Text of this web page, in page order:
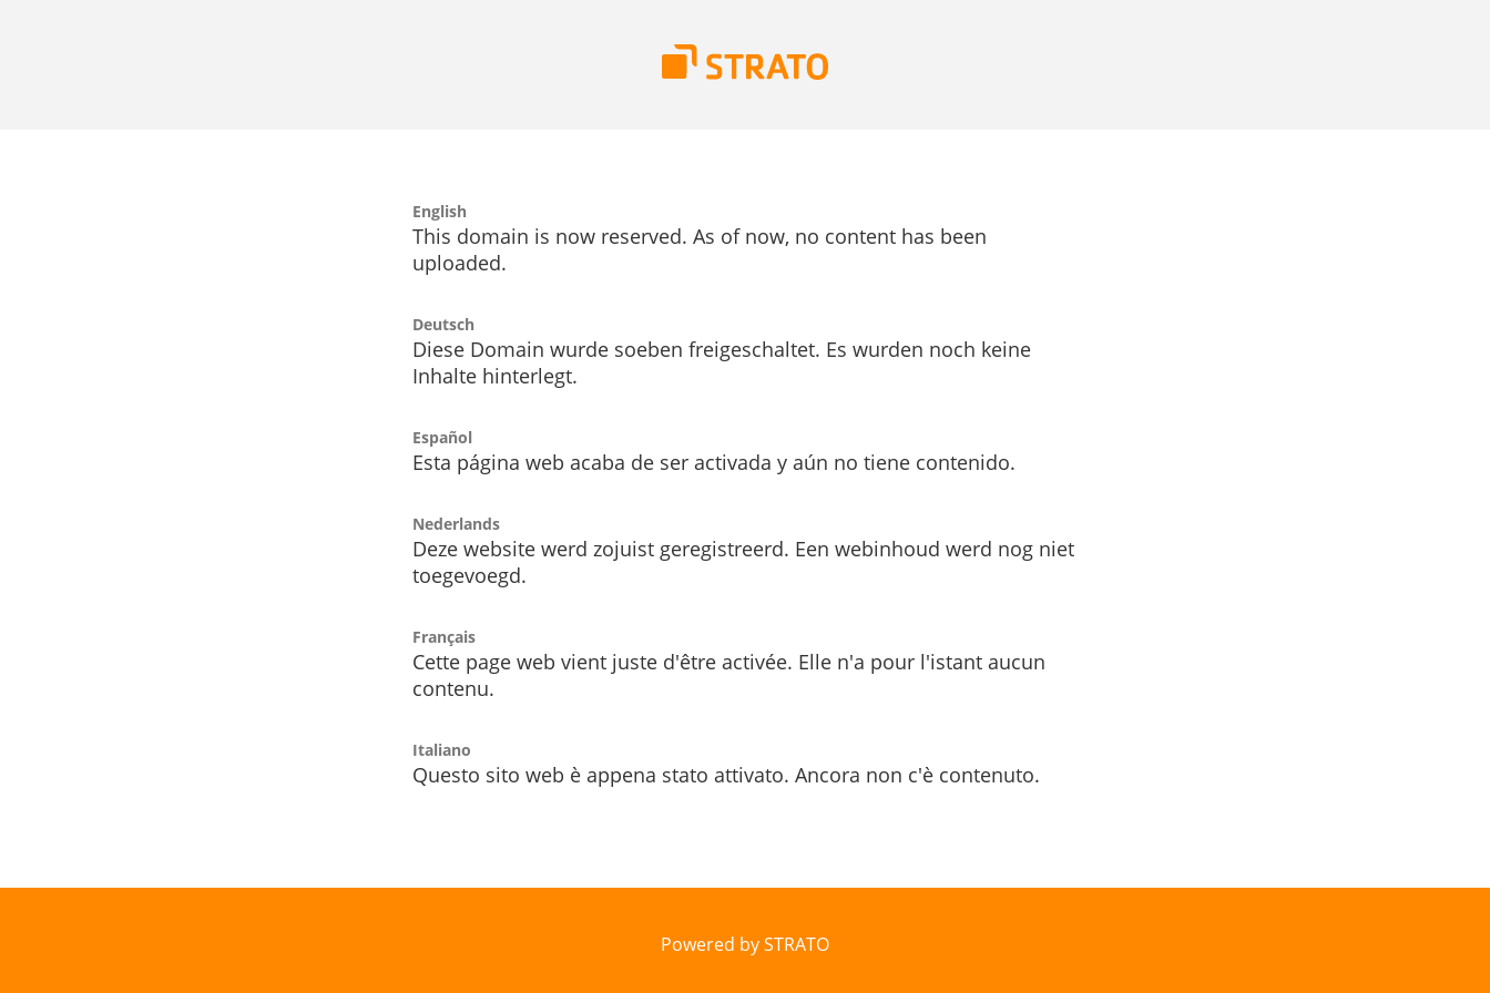
English
This domain is now reserved. As of now, no content has been
uploaded.
Deutsch
Diese Domain wurde soeben freigeschaltet. Es wurden noch keine
Inhalte hinterlegt.
Español
Esta página web acaba de ser activada y aún no tiene contenido.
Nederlands
Deze website werd zojuist geregistreerd. Een webinhoud werd nog niet
toegevoegd.
Français
Cette page web vient juste d'être activée. Elle n'a pour l'istant aucun
contenu.
Italiano
Questo sito web è appena stato attivato. Ancora non c'è contenuto.
Powered by STRATO